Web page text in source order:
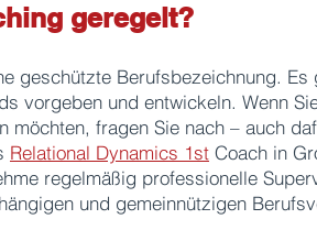
geregelt?
geschützte Berufsbezeichnung.
vorgeben und entwickeln. Wenn
möchten, fragen Sie nach – auch
Relational Dynamics 1st Coach in
regelmäßig professionelle
und gemeinnützigen